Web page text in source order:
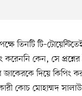
তিনটি
কেন, সে
দিয়ে কিপিং
কোচ মোহাম্মদ